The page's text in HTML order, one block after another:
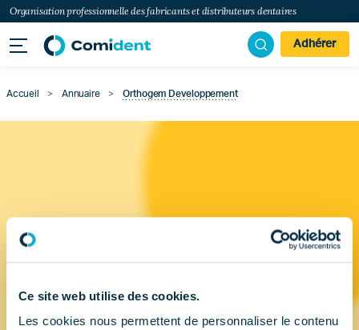
Ce site web utilise des cookies.
Les cookies nous permettent de personnaliser le contenu
Organisation professionnelle des fabricants et distributeurs dentaires
Adhérer
Accueil > Annuaire > Orthogem Developpement